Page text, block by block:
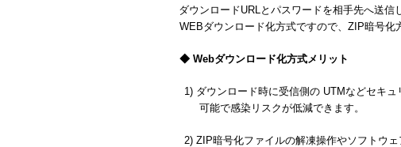
ダウンロードURLとパスワードを相手先へ送信し
WEBダウンロード化方式ですので、ZIP暗号化
◆ Webダウンロード化方式メリット
1) ダウンロード時に受信側の UTMなどセキュ
可能で感染リスクが低減できます。
2) ZIP暗号化ファイルの解凍操作やソフトウェア